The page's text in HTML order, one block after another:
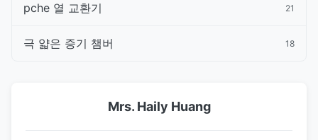
pche 열 교환기 21
극 얇은 증기 챔버 18
Mrs. Haily Huang